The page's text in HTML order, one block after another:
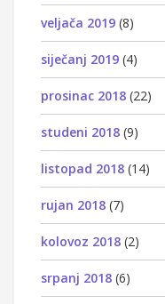
veljača 2019 (8)
siječanj 2019 (4)
prosinac 2018 (22)
studeni 2018 (9)
listopad 2018 (14)
rujan 2018 (7)
kolovoz 2018 (2)
srpanj 2018 (6)